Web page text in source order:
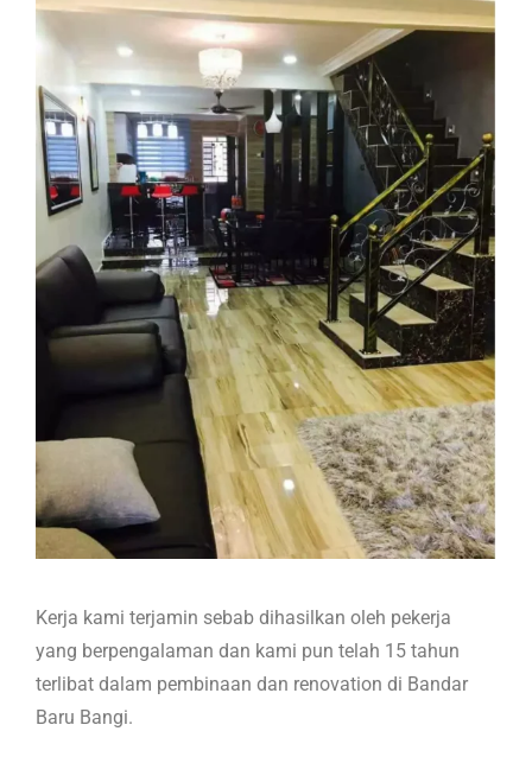
Kerja kami terjamin sebab dihasilkan oleh pekerja
yang berpengalaman dan kami pun telah 15 tahun
terlibat dalam pembinaan dan renovation di Bandar
Baru Bangi.